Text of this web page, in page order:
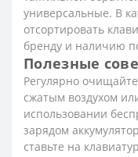
универсальные. В
отсортировать
бренду и наличию
Полезные
Регулярно
сжатым воздухом
использовании
зарядом
ставьте на